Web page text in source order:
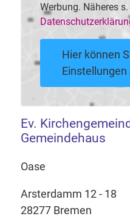
Werbung. Näheres s.
Hier können
Einstellungen
Ev.
Gemeindehaus
Oase
Arsterdamm 12 - 18
28277 Bremen